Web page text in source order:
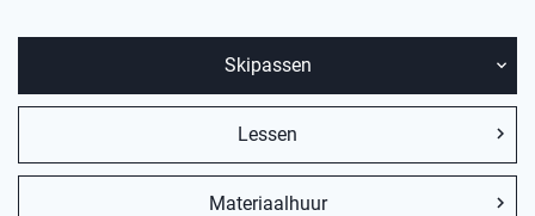
Skipassen
Lessen
Materiaalhuur